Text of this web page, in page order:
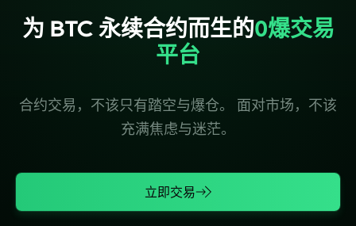
为 BTC 永续合约而生的0爆交易
平台
合约交易 ， 不该 只有 踏空与爆仓。 面对市场 ， 不该
充满焦虑与迷茫。
立即交易